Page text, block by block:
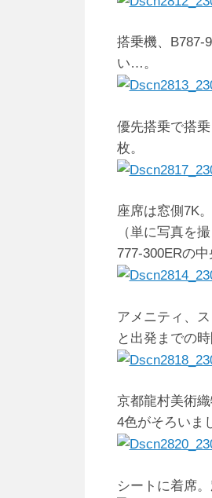
搭乗機、B787-
い…。
優先搭乗で搭
枚。
座席は窓側7K
（単に写真を
777-300ERの
アメニティ、
と出発までの
京都龍村美術
4色がそろいま
シートに着席